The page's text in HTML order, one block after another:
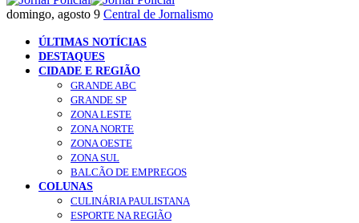
domingo, agosto 9 Central de Jornalismo
ÚLTIMAS NOTÍCIAS
DESTAQUES
CIDADE E REGIÃO
GRANDE ABC
GRANDE SP
ZONA LESTE
ZONA NORTE
ZONA OESTE
ZONA SUL
BALCÃO DE EMPREGOS
COLUNAS
CULINÁRIA PAULISTANA
ESPORTE NA REGIÃO